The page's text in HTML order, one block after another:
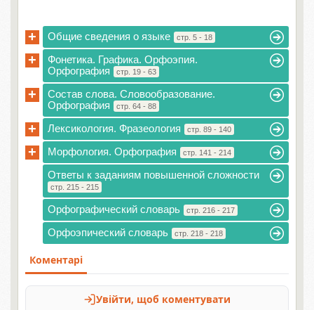
+ Общие сведения о языке стр. 5 - 18
+
Фонетика. Графика. Орфоэпия.
Орфография
стр. 19 - 63
+
Состав слова. Словообразование.
Орфография
стр. 64 - 88
+ Лексикология. Фразеология стр. 89 - 140
+ Морфология. Орфография стр. 141 - 214
Ответы к заданиям повышенной сложности
стр. 215 - 215
Орфографический словарь стр. 216 - 217
Орфоэпический словарь стр. 218 - 218